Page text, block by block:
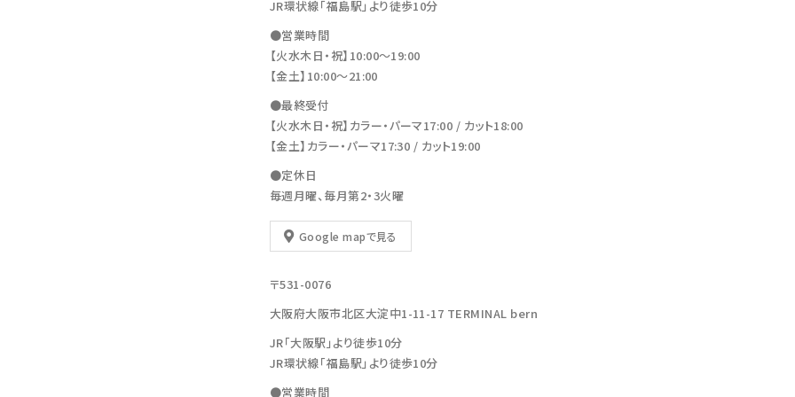
JR環状線「福島駅」より徒歩10分
●営業時間
【火水木日・祝】10:00～19:00
【金土】10:00〜21:00
●最終受付
【火水木日・祝】カラー・パーマ17:00 / カット18:00
【金土】カラー・パーマ17:30 / カット19:00
●定休日
毎週月曜、毎月第2・3火曜
Google mapで見る
〒531-0076
大阪府大阪市北区大淀中1-11-17 TERMINAL bern
JR「大阪駅」より徒歩10分
JR環状線「福島駅」より徒歩10分
●営業時間